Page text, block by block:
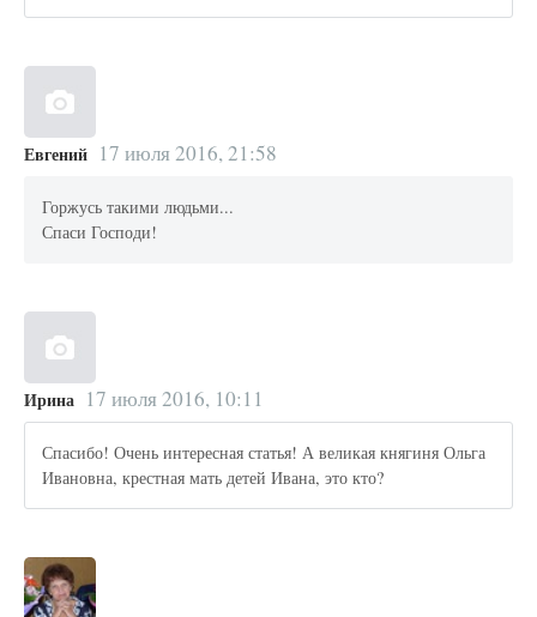
Евгений 17 июля 2016, 21:58
Горжусь такими людьми...
Спаси Господи!
Ирина 17 июля 2016, 10:11
Спасибо! Очень интересная статья! А великая княгиня Ольга
Ивановна, крестная мать детей Ивана, это кто?